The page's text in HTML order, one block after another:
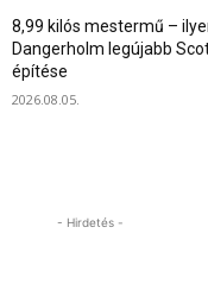
8,99 kilós mestermű –
Dangerholm legújabb
építése
2026.08.05.
- Hirdetés -